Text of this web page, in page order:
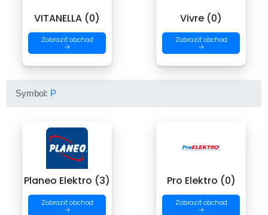
VITANELLA (0)
Zobraziť obchod
→
Vivre (0)
Zobraziť obchod
→
Symbol: P
Planeo Elektro (3)
Zobraziť obchod
→
Pro Elektro (0)
Zobraziť obchod
→